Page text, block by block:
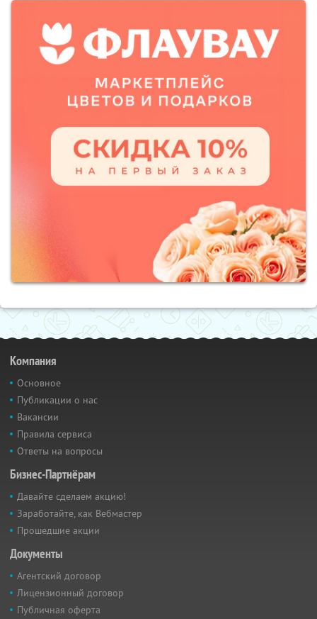
Компания
Основное
Публикации о нас
Вакансии
Правила сервиса
Ответы на вопросы
Бизнес-Партнёрам
Давайте сделаем акцию!
Заработайте, как Вебмастер
Прошедшие акции
Документы
Агентский договор
Лицензионный договор
Публичная оферта